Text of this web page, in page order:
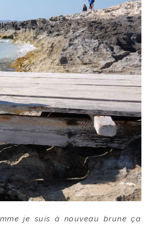
je suis à nouveau brune ça